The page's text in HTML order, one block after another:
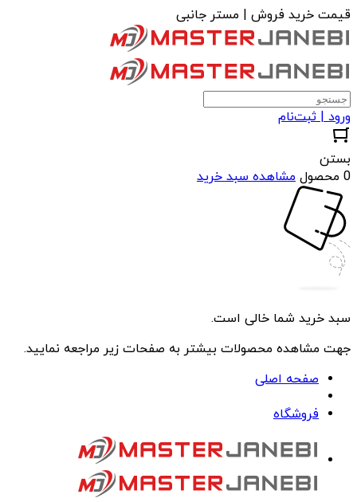
قیمت خرید فروش | مستر جانبی
ورود | ثبت‌نام
بستن
0 محصول
مشاهده سبد خرید
سبد خرید شما خالی است.
جهت مشاهده محصولات بیشتر به صفحات زیر مراجعه نمایید.
صفحه اصلی
فروشگاه